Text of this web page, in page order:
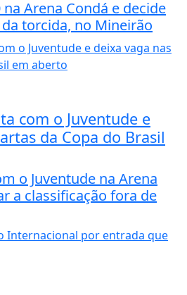
Arena Condá e decide
torcida, no Mineirão
com o Juventude e
da Copa do Brasil
o Juventude na Arena
a classificação fora de